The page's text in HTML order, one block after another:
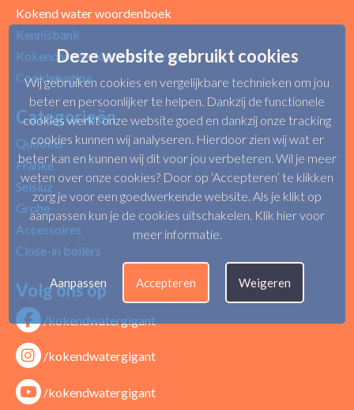
Kokend water woordenboek
Kennisbank
Kokend water kranen showroom
Cookiepagina
Categorieën
Quooker
Franke
Selsiuz
Grohe
Accessoires
Close-in boilers
Volg ons op
/kokendwatergigant
/kokendwatergigant
/kokendwatergigant
Deze website gebruikt cookies
Wij gebruiken cookies en vergelijkbare technieken om jou
beter en persoonlijker te helpen. Dankzij de functionele
cookies werkt onze website goed en dankzij onze tracking
cookies kunnen wij analyseren. Hierdoor zien wij wat er
beter kan en kunnen wij dit voor jou verbeteren. Wil je meer
weten over onze cookies? Door op ‘Accepteren’ te klikken
zorg je voor een goedwerkende website. Als je klikt op
aanpassen kun je de cookies uitschakelen. Klik hier voor
meer informatie.
Aanpassen Accepteren Weigeren